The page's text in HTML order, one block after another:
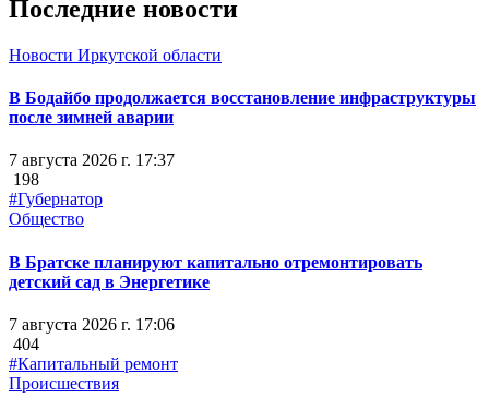
Последние новости
Новости Иркутской области
В Бодайбо продолжается восстановление инфраструктуры
после зимней аварии
7 августа 2026 г. 17:37
198
#Губернатор
Общество
В Братске планируют капитально отремонтировать
детский сад в Энергетике
7 августа 2026 г. 17:06
404
#Капитальный ремонт
Происшествия